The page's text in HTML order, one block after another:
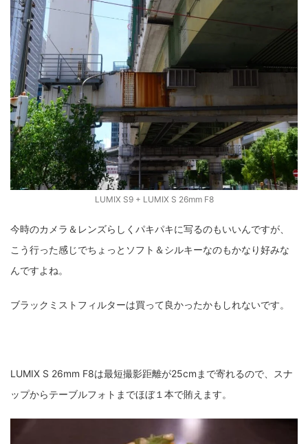
LUMIX S9 + LUMIX S 26mm F8
今時のカメラ＆レンズらしくパキパキに写るのもいいんですが、
こう行った感じでちょっとソフト＆シルキーなのもかなり好みな
んですよね。
ブラックミストフィルターは買って良かったかもしれないです。
LUMIX S 26mm F8は最短撮影距離が25cmまで寄れるので、スナ
ップからテーブルフォトまでほぼ１本で賄えます。